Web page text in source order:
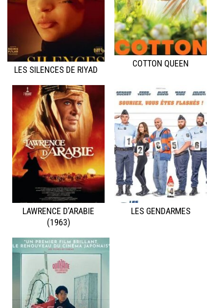
LES SILENCES DE RIYAD
COTTON QUEEN
LAWRENCE D’ARABIE
(1963)
LES GENDARMES